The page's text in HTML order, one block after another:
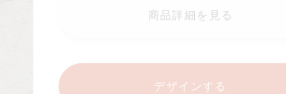
商品詳細を見る
デザインする